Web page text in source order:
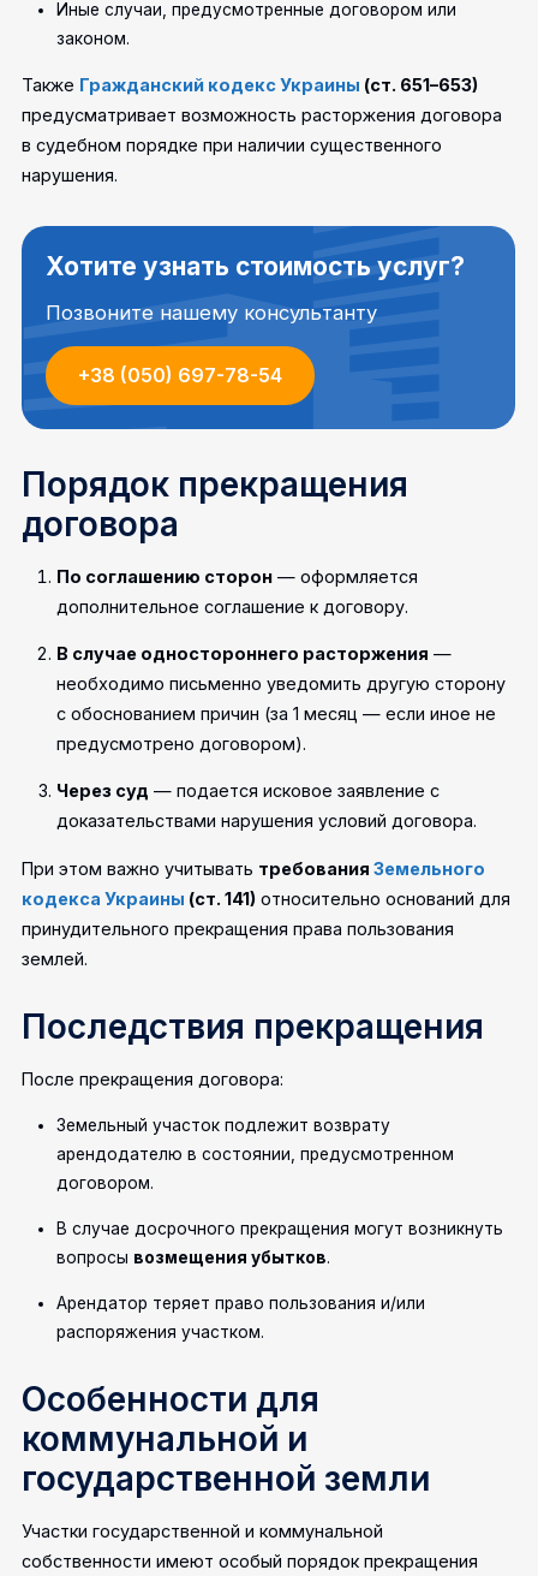
Иные случаи, предусмотренные договором или
законом.
Также Гражданский кодекс Украины (ст. 651–653)
предусматривает возможность расторжения договора
в судебном порядке при наличии существенного
нарушения.
Хотите узнать стоимость услуг?
Позвоните нашему консультанту
+38 (050) 697-78-54
Порядок прекращения
договора
По соглашению сторон — оформляется
дополнительное соглашение к договору.
В случае одностороннего расторжения —
необходимо письменно уведомить другую сторону
с обоснованием причин (за 1 месяц — если иное не
предусмотрено договором).
Через суд — подается исковое заявление с
доказательствами нарушения условий договора.
При этом важно учитывать требованияЗемельного
кодекса Украины (ст. 141) относительно оснований для
принудительного прекращения права пользования
землей.
Последствия прекращения
После прекращения договора:
Земельный участок подлежит возврату
арендодателю в состоянии, предусмотренном
договором.
В случае досрочного прекращения могут возникнуть
вопросы возмещения убытков.
Арендатор теряет право пользования и/или
распоряжения участком.
Особенности для
коммунальной и
государственной земли
Участки государственной и коммунальной
собственности имеют особый порядок прекращения